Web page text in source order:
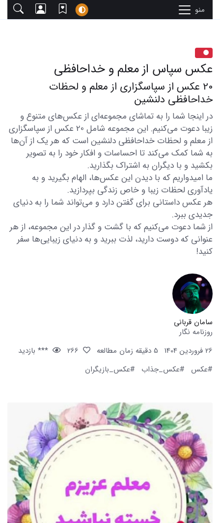
منو
عکس سپاس از معلم و خداحافظی
20 عکس از سپاسگزاری از معلم و لحظات
خداحافظی دلنشین
در اینجا شما را به تماشای مجموعه‌ای از عکس‌های متنوع و
زیبا دعوت می‌کنیم. این مجموعه شامل 20 عکس از سپاسگزاری
از معلم و لحظات خداحافظی دلنشین است که هر یک از آن‌ها
به شما کمک می‌کند تا احساسات و افکار خود را به تصویر
بکشید و با دیگران به اشتراک بگذارید.
ما امیدواریم که با دیدن این عکس‌ها، الهام بگیرید و به
یادآوری لحظات زیبا و خاص زندگی بپردازید.
هر عکس داستانی برای گفتن دارد و می‌تواند شما را به دنیای
جدیدی ببرد.
از شما دعوت می‌کنیم که با گشت و گذار در این مجموعه، از هر
عنوانی که دوست دارید، لذت ببرید و به دنیای زیبایی‌ها سفر
کنید!
سامان قربانی
روزنامه نگار
26 فروردین 1404
5 دقیقه زمان مطالعه
*** بازدید
#عکس
#عکس_جذاب #عکس_بازیگران